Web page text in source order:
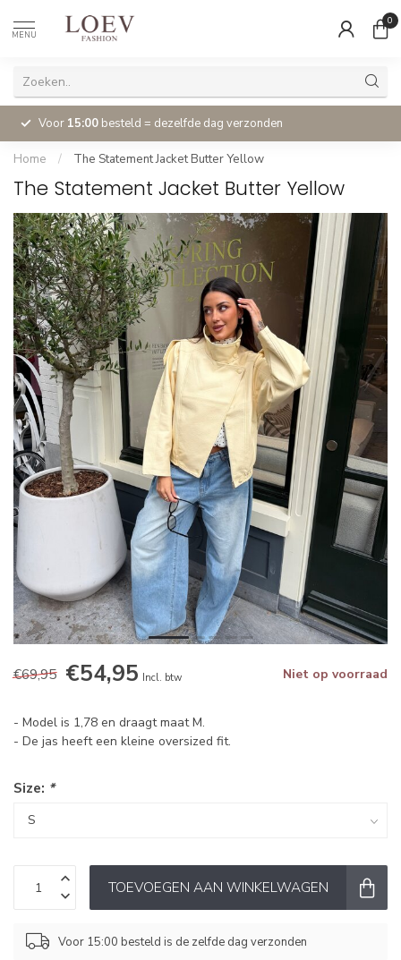
MENU
0
Voor 15:00 besteld = dezelfde dag verzonden
Home / The Statement Jacket Butter Yellow
The Statement Jacket Butter Yellow
€69,95 €54,95 Incl. btw Niet op voorraad
- Model is 1,78 en draagt maat M.
- De jas heeft een kleine oversized fit.
Size: *
TOEVOEGEN AAN WINKELWAGEN
Voor 15:00 besteld is de zelfde dag verzonden